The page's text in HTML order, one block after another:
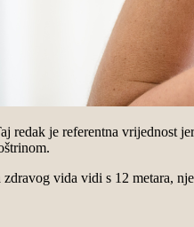
redak je referentna vrijednost
vida vidi s 12 metara,